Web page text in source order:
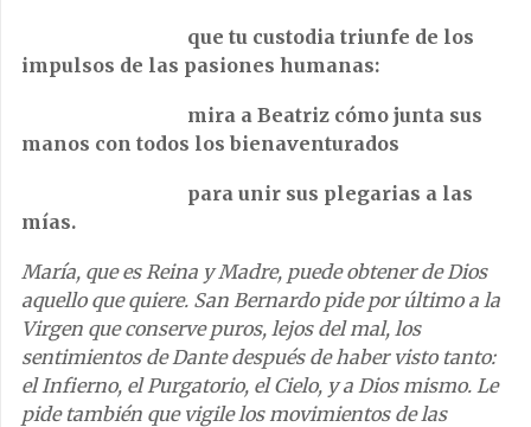
que tu custodia triunfe de los
impulsos de las pasiones humanas:
mira a Beatriz cómo junta sus
manos con todos los bienaventurados
para unir sus plegarias a las
mías.
María, que es Reina y Madre, puede obtener de Dios
aquello que quiere. San Bernardo pide por último a la
Virgen que conserve puros, lejos del mal, los
sentimientos de Dante después de haber visto tanto:
el Infierno, el Purgatorio, el Cielo, y a Dios mismo. Le
pide también que vigile los movimientos de las